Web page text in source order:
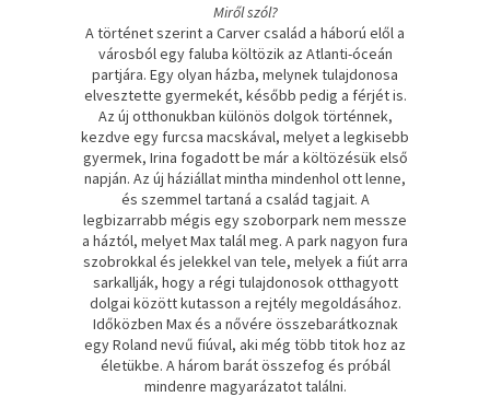
Miről szól?
A történet szerint a Carver család a háború elől a
városból egy faluba költözik az Atlanti-óceán
partjára. Egy olyan házba, melynek tulajdonosa
elvesztette gyermekét, később pedig a férjét is.
Az új otthonukban különös dolgok történnek,
kezdve egy furcsa macskával, melyet a legkisebb
gyermek, Irina fogadott be már a költözésük első
napján. Az új háziállat mintha mindenhol ott lenne,
és szemmel tartaná a család tagjait. A
legbizarrabb mégis egy szoborpark nem messze
a háztól, melyet Max talál meg. A park nagyon fura
szobrokkal és jelekkel van tele, melyek a fiút arra
sarkallják, hogy a régi tulajdonosok otthagyott
dolgai között kutasson a rejtély megoldásához.
Időközben Max és a nővére összebarátkoznak
egy Roland nevű fiúval, aki még több titok hoz az
életükbe. A három barát összefog és próbál
mindenre magyarázatot találni.